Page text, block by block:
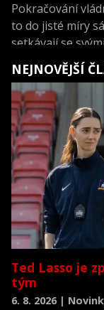
Pokračování
to do jisté míry
setkávají se
většinou zuří.
se tentokrát
animovaných
sequely nevyhýbá.
NEJNOVĚJŠÍ
Ted Lasso je
tým
6. 8. 2026 |